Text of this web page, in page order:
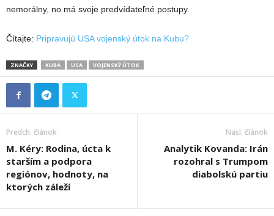
nemorálny, no má svoje predvídateľné postupy.
Čítajte: Pripravujú USA vojenský útok na Kubu?
ZNAČKY KUBA USA VOJENSKÝ ÚTOK
Predch. článok
M. Kéry: Rodina, úcta k
starším a podpora
regiónov, hodnoty, na
ktorých záleží
Nasl. článok
Analytik Kovanda: Irán
rozohral s Trumpom
diabolskú partiu